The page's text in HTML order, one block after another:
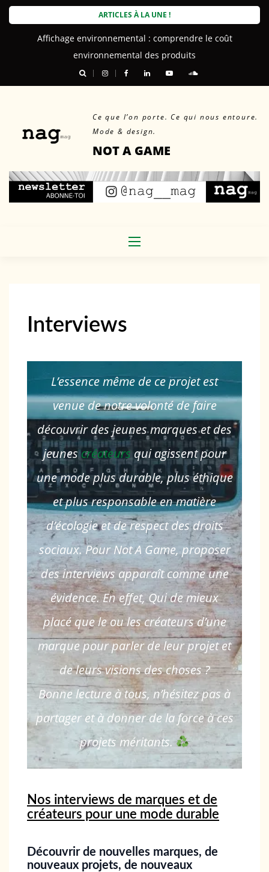
Skip
ARTICLES À LA UNE !
Affichage environnemental : comprendre le coût
environnemental des produits
Ce que l’on porte. Ce qui nous entoure.
Mode & design.
NOT A GAME
Interviews
L’essence même de ce projet est
venue de notre volonté de faire
découvrir des jeunes marques et des
jeunescréateursqui agissent pour
une mode plus durable, plus éthique
et plus responsable en matière
d’écologie et de respect des droits
sociaux. Pour Not A Game, proposer
des interviews apparaît comme une
évidence. En effet, Qui de mieux
placé que le ou les créateurs d’une
marque pour parler de leur projet et
de leurs visions des choses ?
Bonne lecture à tous, n’hésitez pas à
partager et à donner de la force à ces
projets méritants.
Nos interviews de marques et de
créateurs pour une mode durable
Découvrir de nouvelles marques, de
nouveaux projets, de nouveaux